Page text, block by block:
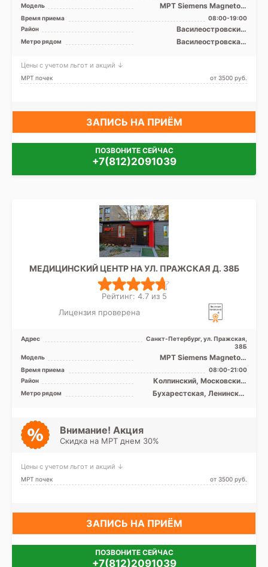
Модель
МРТ Siemens Magnetom
Espree 1.5T закрытый тип, КТ
Aquilion 64 фирмы To ...
Время приема
08:00-19:00
Район
Василеостровский,
Петроградский, Приморский
Метро рядом
Василеостровская,
речка, Чкаловская, Беговая,
Зенит (ранее
Цены с учетом льгот и акций ↓
МРТ почек от 3500 pуб.
ЗАПИСЬ НА ПРИЁМ
ПОЗВОНИТЕ СЕЙЧАС
+7(812)2091039
МЕДИЦИНСКИЙ ЦЕНТР НА УЛ. ПРАЖСКАЯ Д. 38Б
Рейтинг: 4.7 из 5
Лицензия проверена
Адрес
Санкт-Петербург, ул. Пражская,
38Б
Модель
МРТ Siemens Magnetom
Symphony 1.5T закрытый тип
Время приема
08:00-21:00
Район
Колпинский, Московский,
Невский, Пушкинский,
Фрунзенский, Лен. область
Метро рядом
Бухарестская, Ленинский
Внимание! Акция
Скидка на МРТ днем 30%
Цены с учетом льгот и акций ↓
МРТ почек от 3500 pуб.
ЗАПИСЬ НА ПРИЁМ
ПОЗВОНИТЕ СЕЙЧАС
+7(812)2091039